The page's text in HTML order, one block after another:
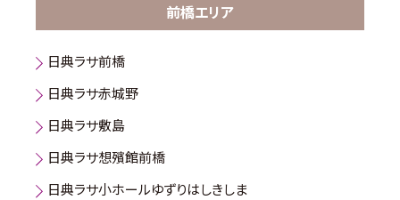
前橋エリア
日典ラサ前橋
日典ラサ赤城野
日典ラサ敷島
日典ラサ想殯館前橋
日典ラサ小ホールゆずりはしきしま